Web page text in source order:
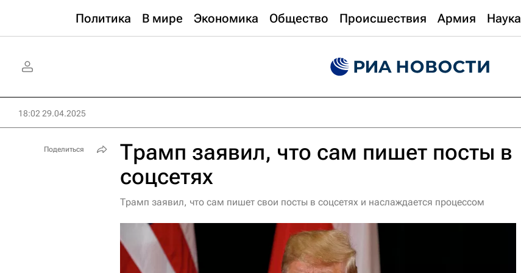
Политика В мире Экономика Общество Происшествия Армия Наука
18:02 29.04.2025
Трамп заявил, что сам пишет посты в
соцсетях
Трамп заявил, что сам пишет свои посты в соцсетях и наслаждается процессом
Поделиться